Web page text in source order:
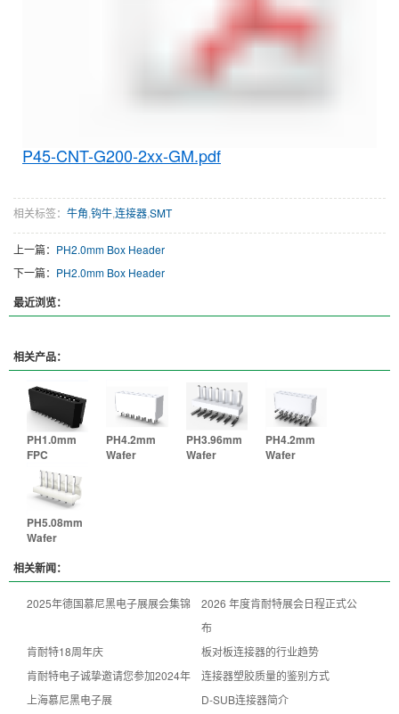
P45-CNT-G200-2xx-GM.pdf
相关标签： 牛角 钩牛连接器SMT
上一篇： PH2.0mm Box Header
下一篇： PH2.0mm Box Header
最近浏览：
相关产品：
PH1.0mm
FPC
PH4.2mm
Wafer
PH3.96mm
Wafer
PH4.2mm
Wafer
PH5.08mm
Wafer
相关新闻：
2025年德国慕尼黑电子展展会集锦
2026 年度肯耐特展会日程正式公
布
肯耐特18周年庆
板对板连接器的行业趋势
肯耐特电子诚挚邀请您参加2024年
上海慕尼黑电子展
连接器塑胶质量的鉴别方式
D-SUB连接器简介